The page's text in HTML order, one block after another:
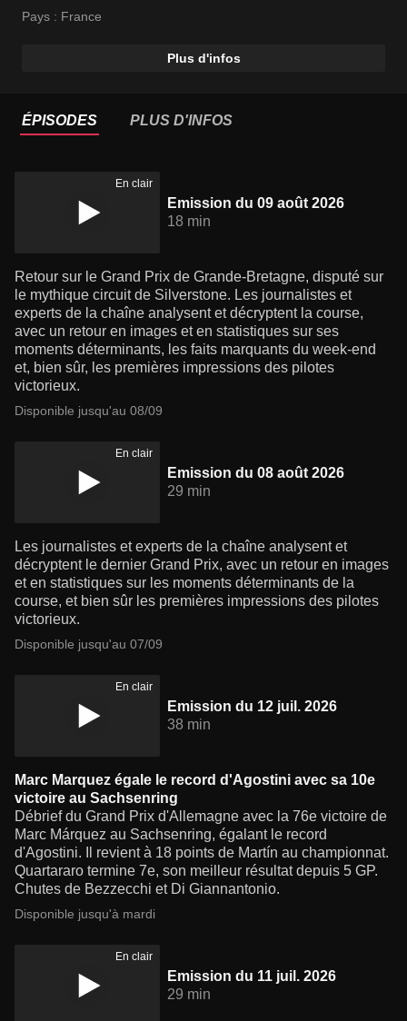
devant son frère Alex et Di Giannantonio.
Pays : France
Plus d'infos
ÉPISODES PLUS D'INFOS
En clair
Emission du 09 août 2026
18 min
Retour sur le Grand Prix de Grande-Bretagne, disputé sur
le mythique circuit de Silverstone. Les journalistes et
experts de la chaîne analysent et décryptent la course,
avec un retour en images et en statistiques sur ses
moments déterminants, les faits marquants du week-end
et, bien sûr, les premières impressions des pilotes
victorieux.
Disponible jusqu'au 08/09
En clair
Emission du 08 août 2026
29 min
Les journalistes et experts de la chaîne analysent et
décryptent le dernier Grand Prix, avec un retour en images
et en statistiques sur les moments déterminants de la
course, et bien sûr les premières impressions des pilotes
victorieux.
Disponible jusqu'au 07/09
En clair
Emission du 12 juil. 2026
38 min
Marc Marquez égale le record d'Agostini avec sa 10e
victoire au Sachsenring
Débrief du Grand Prix d'Allemagne avec la 76e victoire de
Marc Márquez au Sachsenring, égalant le record
d'Agostini. Il revient à 18 points de Martín au championnat.
Quartararo termine 7e, son meilleur résultat depuis 5 GP.
Chutes de Bezzecchi et Di Giannantonio.
Disponible jusqu'à mardi
En clair
Emission du 11 juil. 2026
29 min